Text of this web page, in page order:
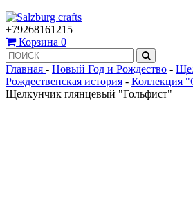
+79268161215
Корзина 0
Главная - Новый Год и Рождество -
Рождественская история - Коллекция
Щелкунчик глянцевый "Гольфист"